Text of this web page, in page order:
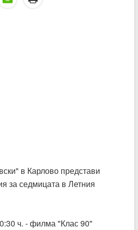
в Карлово представи
за седмицата в Летния
ч. - филма "Клас 90"